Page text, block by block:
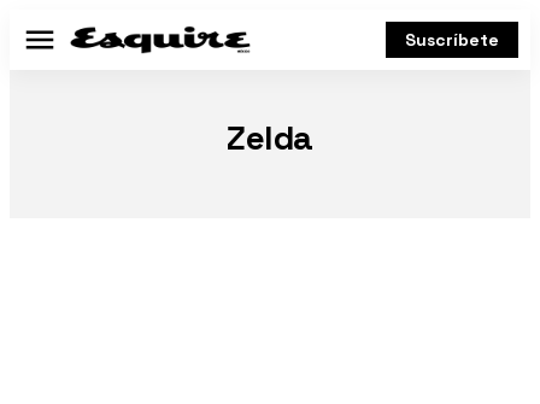
Menú Suscríbete
Zelda